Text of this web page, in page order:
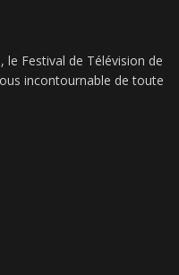
le Festival de Télévision de
incontournable de toute